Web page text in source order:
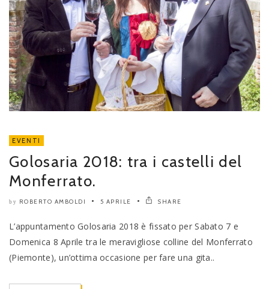
EVENTI
Golosaria 2018: tra i castelli del
Monferrato.
by ROBERTO AMBOLDI 5 APRILE SHARE
L’appuntamento Golosaria 2018 è fissato per Sabato 7 e
Domenica 8 Aprile tra le meravigliose colline del Monferrato
(Piemonte), un’ottima occasione per fare una gita..